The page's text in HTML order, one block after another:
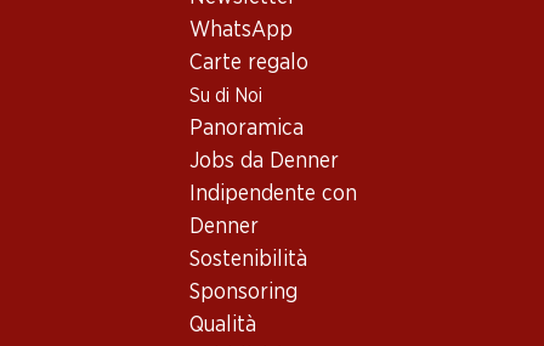
WhatsApp
Carte regalo
Su di Noi
Panoramica
Jobs da Denner
Indipendente con
Denner
Sostenibilità
Sponsoring
Qualità
d’Avola/Merlot Sicilia DOC